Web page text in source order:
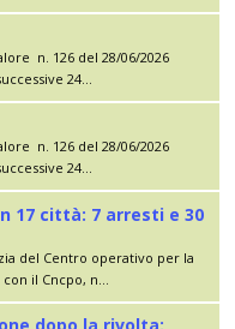
n. 126 del 28/06/2026
24...
n. 126 del 28/06/2026
24...
17 città: 7 arresti e 30
del Centro operativo per la
il Cncpo, n...